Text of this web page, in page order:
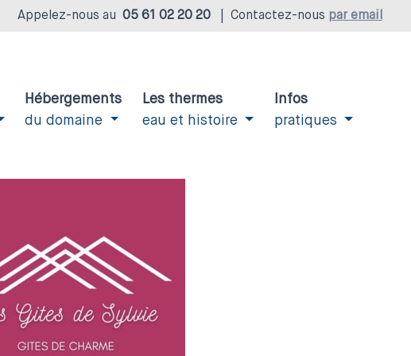
Appelez-nous au 05 61 02 20 20 Contactez-nous par email
Hébergements
du domaine
Les thermes
eau et histoire
Infos
pratiques